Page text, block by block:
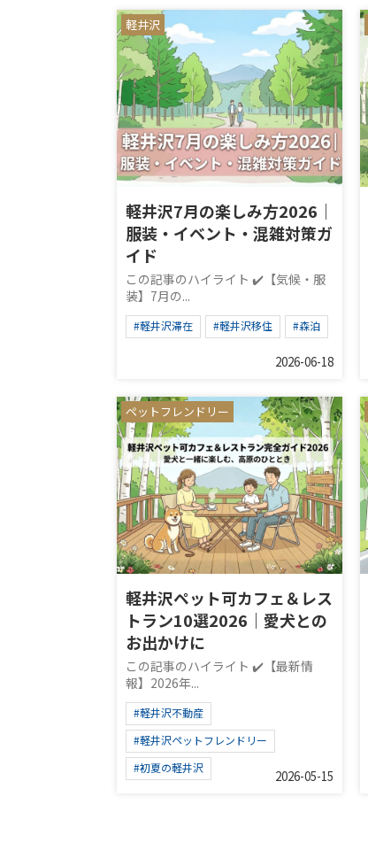
軽井沢
軽井沢7月の楽しみ方2026｜
服装・イベント・混雑対策ガ
イド
この記事のハイライト ✔️【気候・服
装】7月の...
#軽井沢滞在 #軽井沢移住 #森泊
2026-06-18
ペットフレンドリー
軽井沢ペット可カフェ＆レス
トラン10選2026｜愛犬との
お出かけに
この記事のハイライト ✔️【最新情
報】2026年...
#軽井沢不動産
#軽井沢ペットフレンドリー
#初夏の軽井沢
2026-05-15